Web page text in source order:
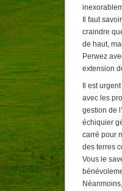
Il faut
craindre
de haut,
Perwez
extension
Il est
avec les
gestion de
échiquier
carré pour
des terres
Vous le